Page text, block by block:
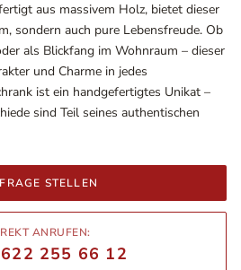
aus massivem Holz, bietet dieser
sondern auch pure Lebensfreude. Ob
als Blickfang im Wohnraum – dieser
und Charme in jedes
ist ein handgefertigtes Unikat –
sind Teil seines authentischen
STELLEN
ANRUFEN:
255 66 12
111